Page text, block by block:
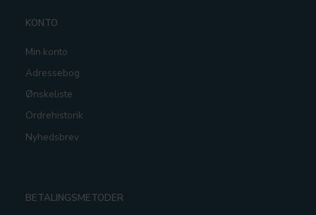
KONTO
Min konto
Adressebog
Ønskeliste
Ordrehistorik
Nyhedsbrev
BETALINGSMETODER